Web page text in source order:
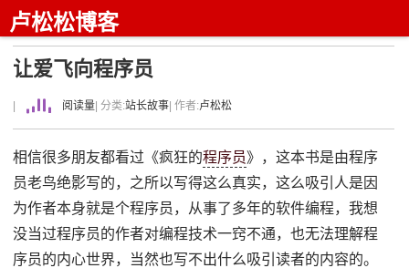
卢松松博客
让爱飞向程序员
阅读量 | 分类:站长故事 | 作者:卢松松
相信很多朋友都看过《疯狂的程序员》，这本书是由程序
员老鸟绝影写的，之所以写得这么真实，这么吸引人是因
为作者本身就是个程序员，从事了多年的软件编程，我想
没当过程序员的作者对编程技术一窍不通，也无法理解程
序员的内心世界，当然也写不出什么吸引读者的内容的。